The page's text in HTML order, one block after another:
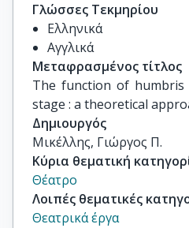
Γλώσσες Τεκμηρίου
Ελληνικά
Αγγλικά
Μεταφρασμένος τίτλος
The function of
stage : a theoretical
Δημιουργός
Μικέλλης, Γιώργος Π.
Κύρια θεματική
Θέατρο
Λοιπές θεματικές
Θεατρικά έργα